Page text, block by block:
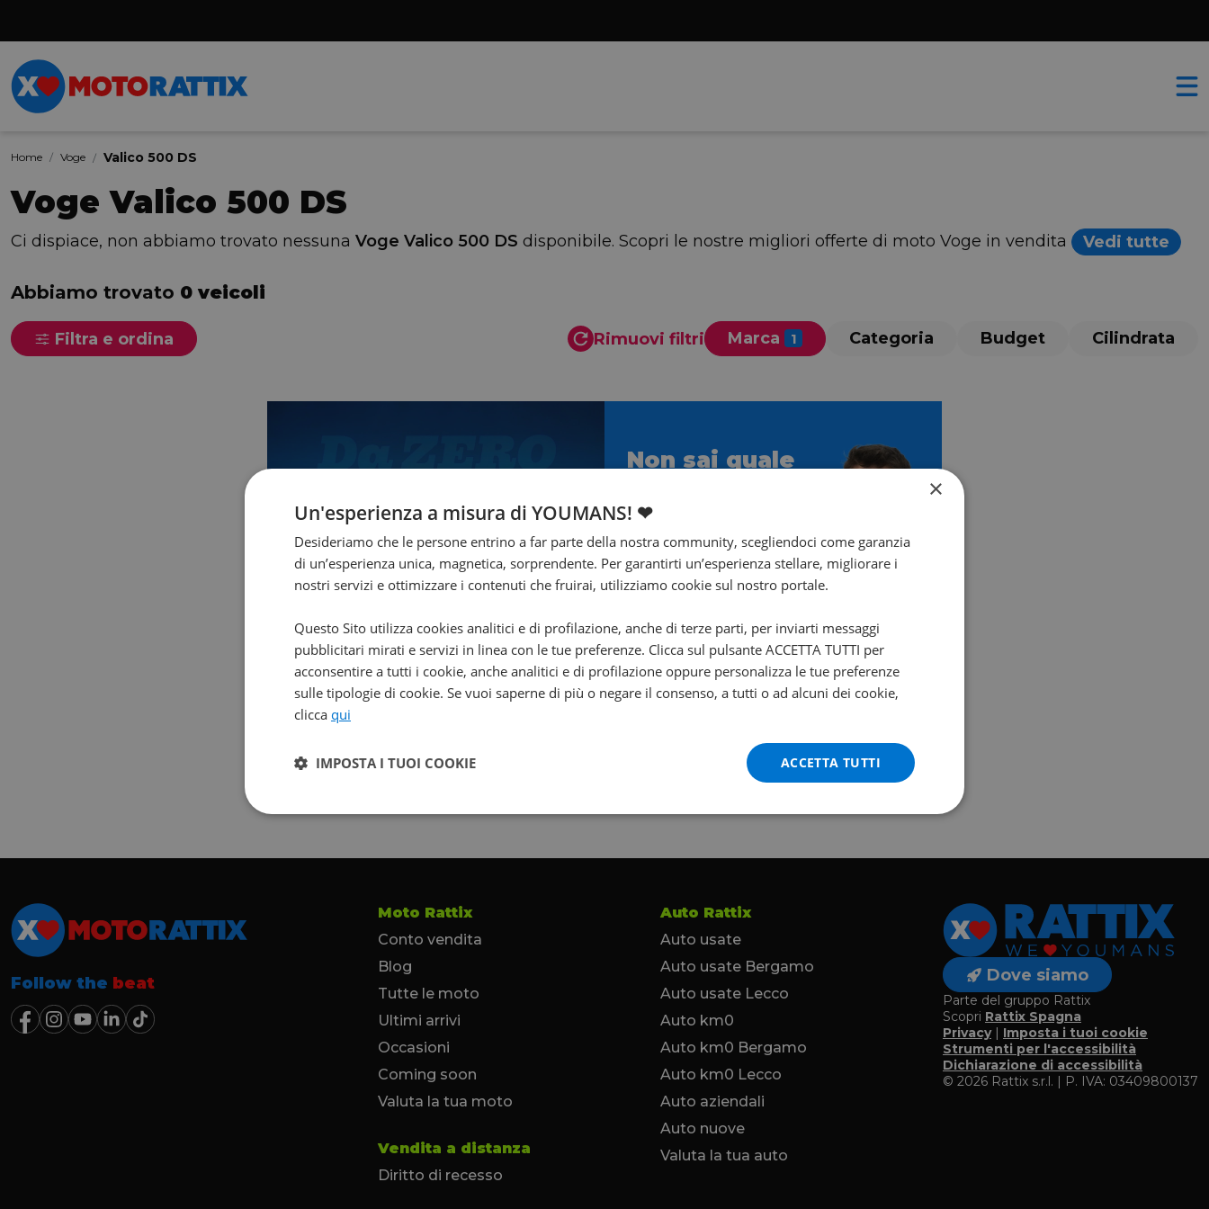
Home Voge Valico 500 DS
Voge Valico 500 DS
Ci dispiace, non abbiamo trovato nessuna Voge Valico 500 DS disponibile. Scopri le nostre migliori offerte di moto Voge in vendita Vedi tutte
Abbiamo trovato 0 veicoli
Filtra e ordina Rimuovi filtri Marca Categoria Budget Cilindrata
Non sai quale
Ti aiuta Francesco!
Contattalo subito!
Follow the beat
Moto Rattix
Conto vendita
Blog
Tutte le moto
Ultimi arrivi
Occasioni
Coming soon
Valuta la tua moto
Vendita a distanza
Diritto di recesso
Auto Rattix
Auto usate
Auto usate Bergamo
Auto usate Lecco
Auto km0
Auto km0 Bergamo
Auto km0 Lecco
Auto aziendali
Auto nuove
Valuta la tua auto
Dove siamo
Parte del gruppo Rattix
Scopri Rattix Spagna
Privacy| Imposta i tuoi cookie
Strumenti per l'accessibilità
Dichiarazione di accessibilità
© 2026 Rattix s.r.l. | P. IVA: 03409800137
×
Un'esperienza a misura di YOUMANS! ❤
Desideriamo che le persone entrino a far parte della nostra community, scegliendoci come garanzia
di un’esperienza unica, magnetica, sorprendente. Per garantirti un’esperienza stellare, migliorare i
nostri servizi e ottimizzare i contenuti che fruirai, utilizziamo cookie sul nostro portale.
Questo Sito utilizza cookies analitici e di profilazione, anche di terze parti, per inviarti messaggi
pubblicitari mirati e servizi in linea con le tue preferenze. Clicca sul pulsante ACCETTA TUTTI per
acconsentire a tutti i cookie, anche analitici e di profilazione oppure personalizza le tue preferenze
sulle tipologie di cookie. Se vuoi saperne di più o negare il consenso, a tutti o ad alcuni dei cookie,
clicca qui
ACCETTA TUTTI
IMPOSTA I TUOI COOKIE